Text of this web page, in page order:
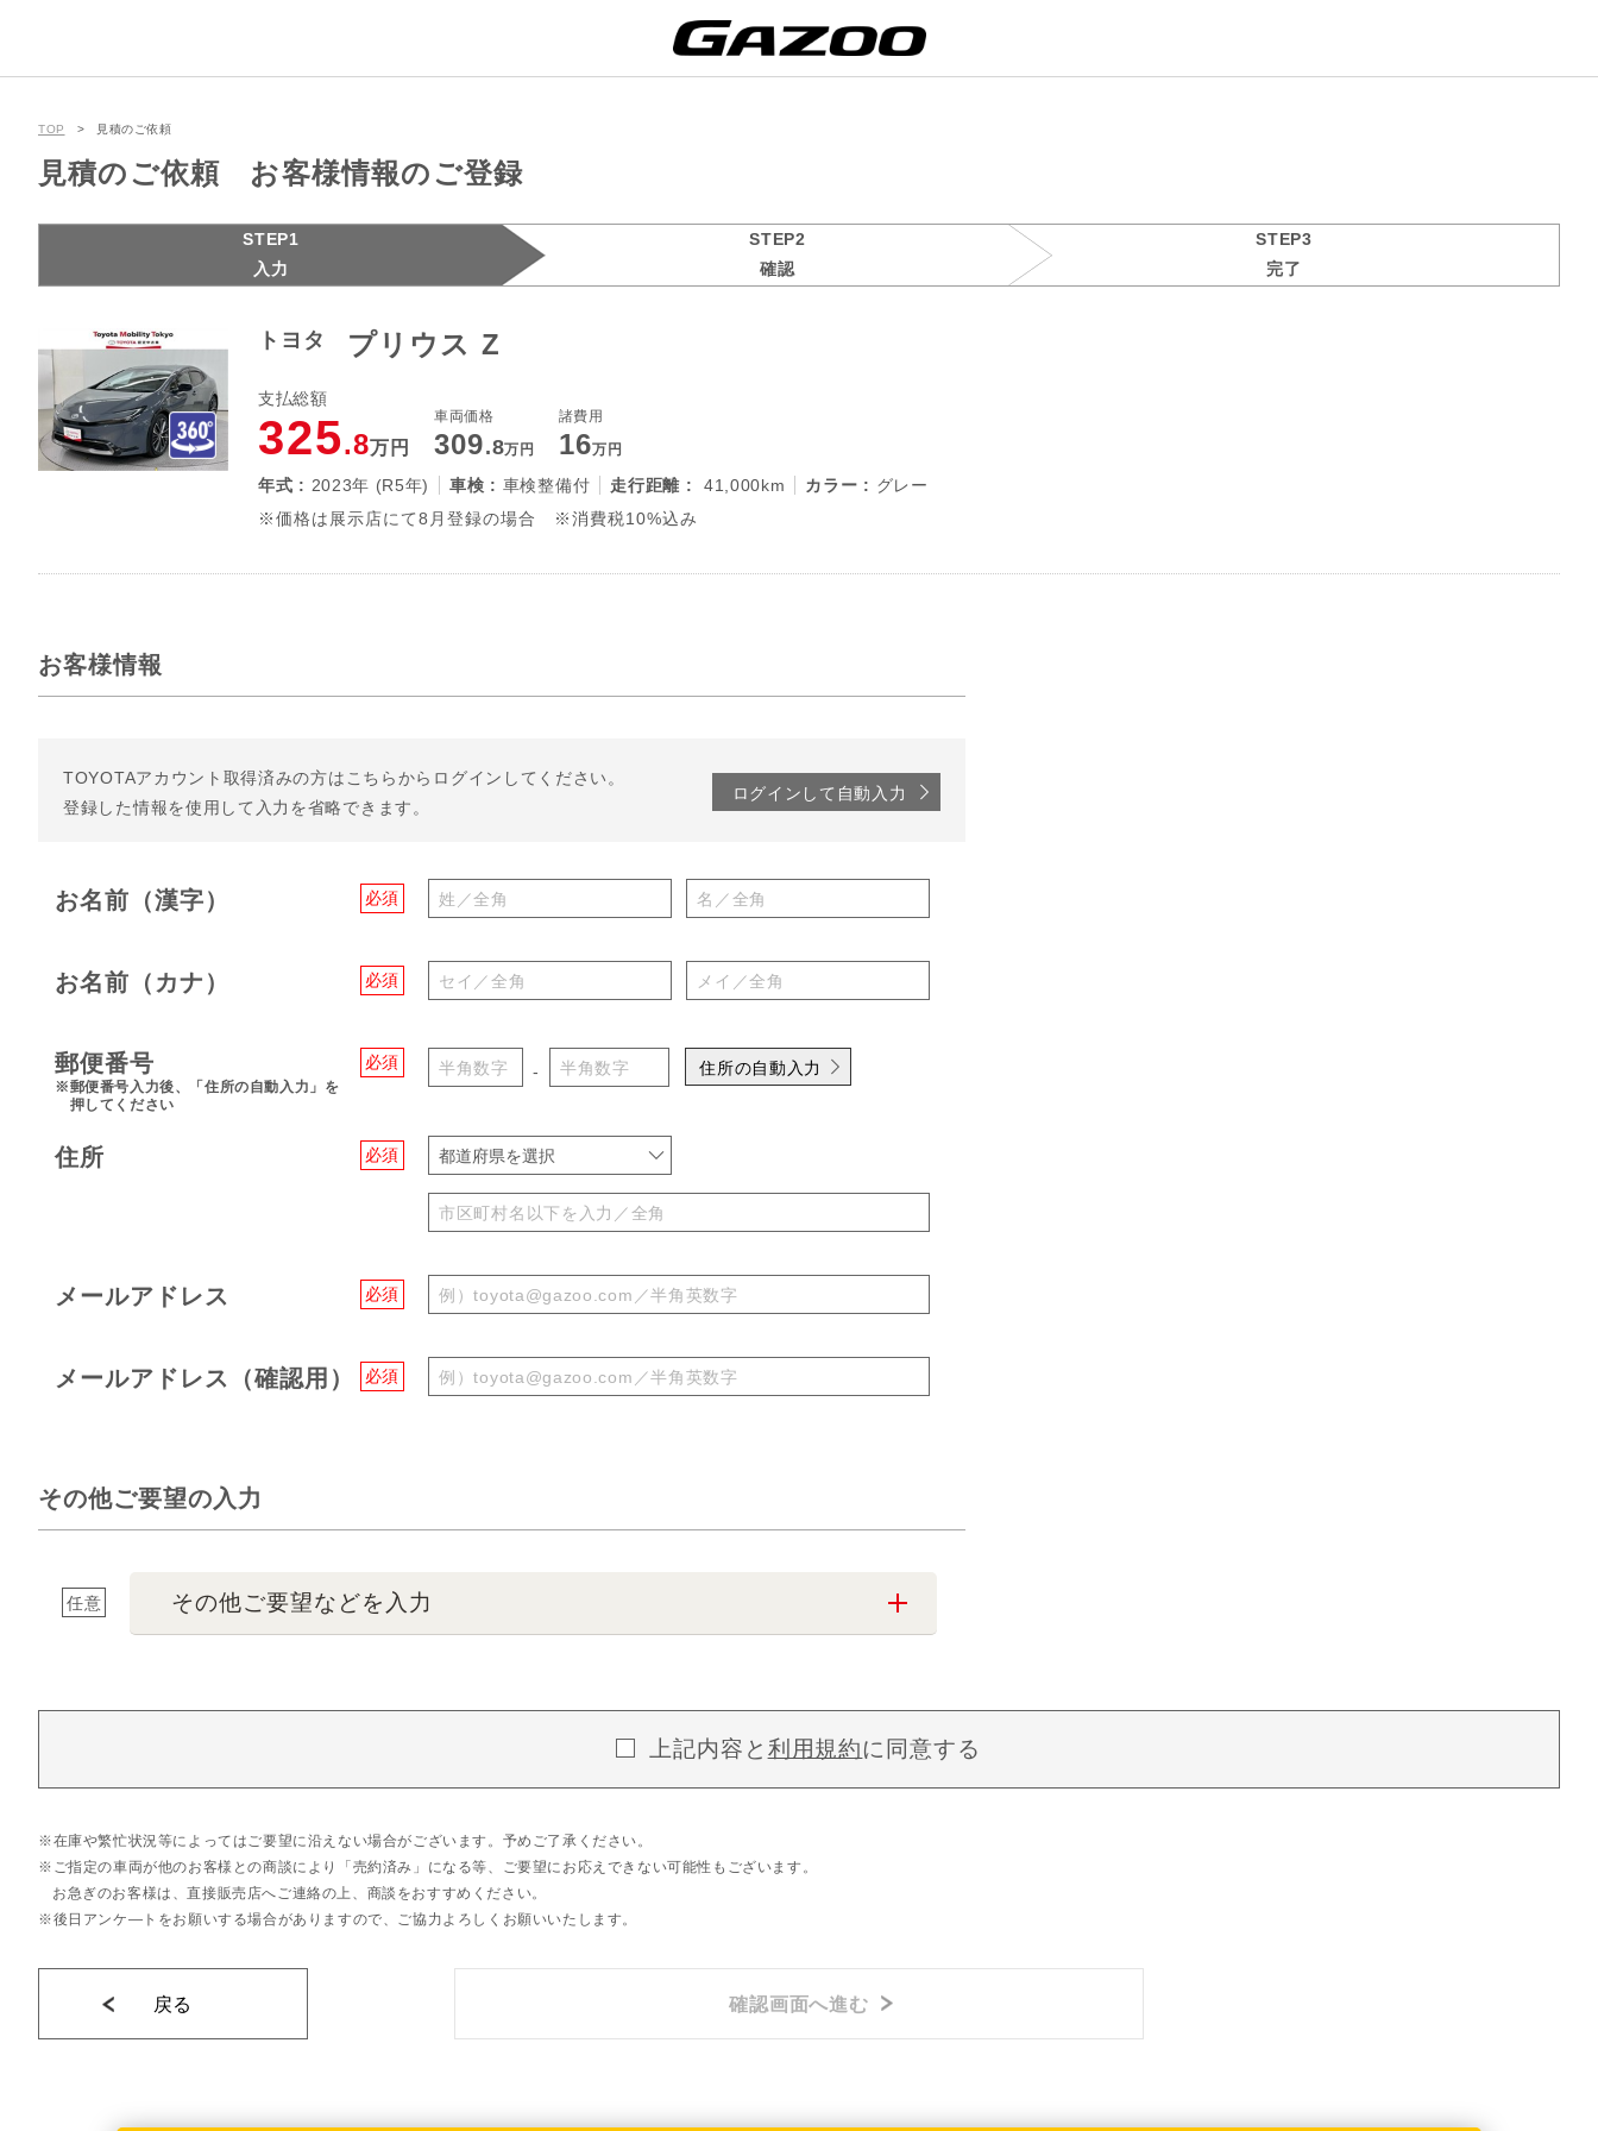
TOP 見積のご依頼
見積のご依頼 お客様情報のご登録
STEP1
入力
STEP2
確認
STEP3
完了
トヨタ プリウス Z
支払総額
325.8万円
車両価格
309.8万円
諸費用
16万円
年式 : 2023年 (R5年) 車検 : 車検整備付 走行距離 : 41,000km カラー : グレー
※価格は展示店にて8月登録の場合 ※消費税10%込み
お客様情報
TOYOTAアカウント取得済みの方は こちらからログインしてください。
登録した情報を使用して入力を省略できます。
ログインして自動入力
必須
お名前（漢字）
必須
お名前（カナ）
必須
郵便番号
※郵便番号入力後、「住所の自動入力」を
押してください
- 住所の自動入力
必須
住所 都道府県を選択
必須
メールアドレス
必須
メールアドレス（確認用）
その他ご要望の入力
任意 その他ご要望などを入力
上記内容と 利用規約に同意する
在庫や繁忙状況等によってはご要望に沿えない場合がございます。予めご了承ください。
ご指定の車両が他のお客様との商談により「売約済み」になる等、ご要望にお応えできない可能性もございます。
お急ぎのお客様は、直接販売店へご連絡の上、商談をおすすめください。
後日アンケ―トをお願いする場合がありますので、ご協力よろしくお願いいたします。
戻る